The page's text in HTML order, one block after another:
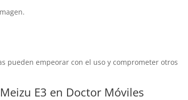
pueden empeorar con el uso y comprometer otros
E3 en Doctor Móviles